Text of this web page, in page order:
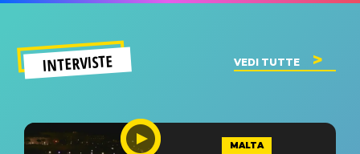
INTERVISTE VEDI TUTTE
MALTA